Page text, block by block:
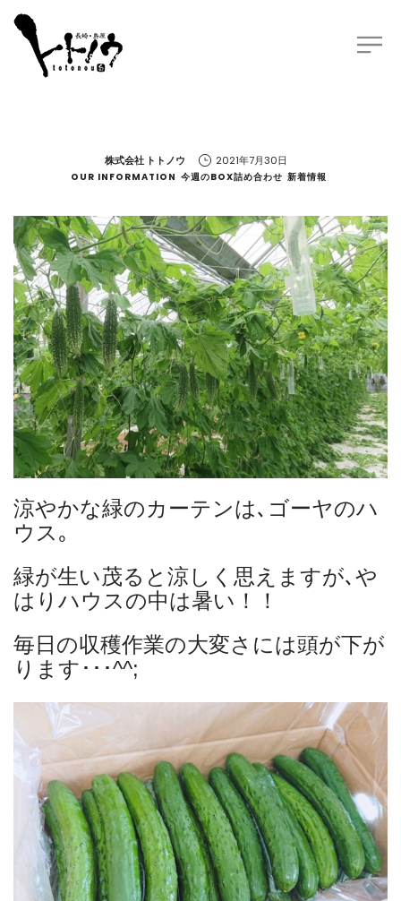
by
株式会社 トトノウ 2021年7月30日
OUR INFORMATION 今週のBOX詰め合わせ 新着情報
涼やかな緑のカーテンは､ゴーヤのハ
ウス｡
緑が生い茂ると涼しく思えますが､や
はりハウスの中は暑い！！
毎日の収穫作業の大変さには頭が下が
ります･･･^^;